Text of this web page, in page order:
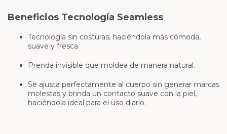
Beneficios Tecnología Seamless
Tecnología sin costuras, haciéndola más cómoda,
suave y fresca.
Prenda invisible que moldea de manera natural.
Se ajusta perfectamente al cuerpo sin generar marcas
molestas y brinda un contacto suave con la piel,
haciéndola ideal para el uso diario.